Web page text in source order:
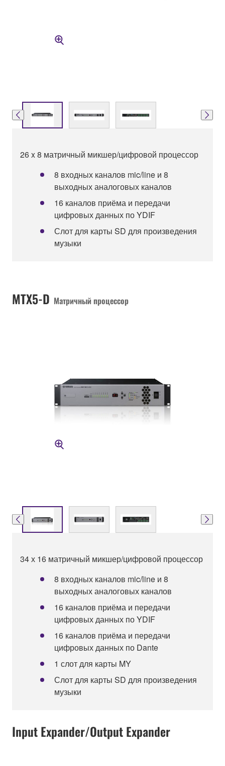
26 x 8 матричный микшер/цифровой процессор
8 входных каналов mic/line и 8
выходных аналоговых каналов
16 каналов приёма и передачи
цифровых данных по YDIF
Слот для карты SD для произведения
музыки
MTX5-D Матричный процессор
34 х 16 матричный микшер/цифровой процессор
8 входных каналов mic/line и 8
выходных аналоговых каналов
16 каналов приёма и передачи
цифровых данных по YDIF
16 каналов приёма и передачи
цифровых данных по Dante
1 слот для карты MY
Слот для карты SD для произведения
музыки
Input Expander/Output Expander